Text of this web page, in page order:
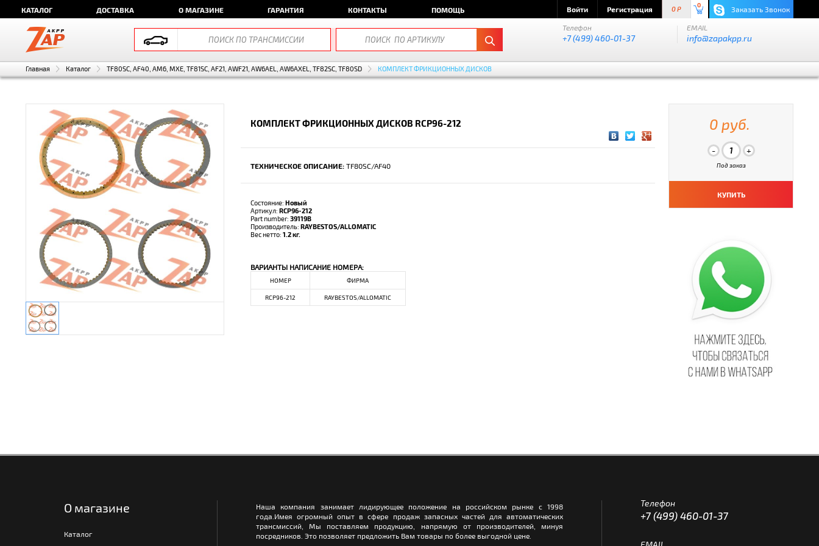
КАТАЛОГ ДОСТАВКА О МАГАЗИНЕ ГАРАНТИЯ КОНТАКТЫ ПОМОЩЬ Войти Регистрация 0 P
0 Заказать Звонок
Телефон
+7 (499) 460-01-37
EMAIL
info@zapakpp.ru
Главная Каталог TF80SC, AF40, AM6, MXE, TF81SC, AF21, AWF21, AW6AEL, AW6AXEL, TF82SC, TF80SD КОМПЛЕКТ ФРИКЦИОННЫХ ДИСКОВ
КОМПЛЕКТ ФРИКЦИОННЫХ ДИСКОВ RCP96-212
ТЕХНИЧЕСКОЕ ОПИСАНИЕ: TF80SC/AF40
Состояние: Новый
Артикул: RCP96-212
Part number: 39119B
Производитель: RAYBESTOS/ALLOMATIC
Вес нетто: 1.2 кг.
ВАРИАНТЫ НАПИСАНИЕ НОМЕРА:
НОМЕР ФИРМА
RCP96-212 RAYBESTOS/ALLOMATIC
0 руб.
Под заказ
КУПИТЬ
О магазине
Каталог
Наша компания занимает лидирующее положение на российском рынке с 1998
года.Имея огромный опыт в сфере продаж запасных частей для автоматических
трансмиссий, Мы поставляем продукцию, напрямую от производителей, минуя
посредников. Это позволяет предложить Вам товары по более выгодной цене.
Телефон
+7 (499) 460-01-37